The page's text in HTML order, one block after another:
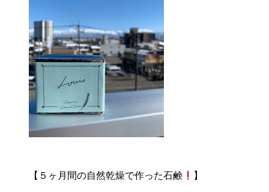
【５ヶ月間の自然乾燥で作った石鹸 】